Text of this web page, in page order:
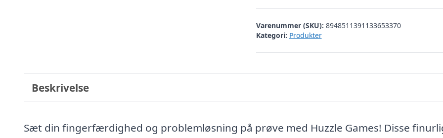
Varenummer (SKU): 8948511391133653370
Kategori: Produkter
Beskrivelse
Sæt din fingerfærdighed og problemløsning på prøve med Huzzle Games! Disse